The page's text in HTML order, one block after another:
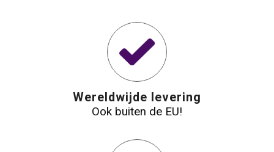
Wereldwijde levering
Ook buiten de EU!